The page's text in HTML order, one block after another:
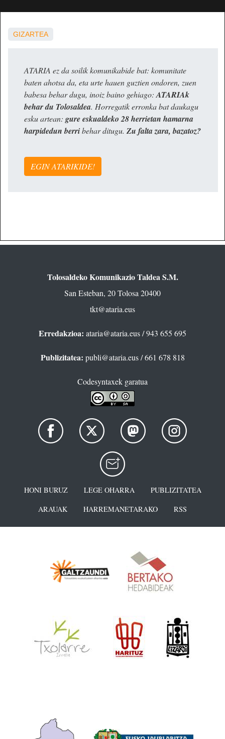
GIZARTEA
ATARIA ez da soilik komunikabide bat: komunitate
baten ahotsa da, eta urte hauen guztien ondoren, zuen
babesa behar dugu, inoiz baino gehiago: ATARIAk
behar du Tolosaldea. Horregatik erronka bat daukagu
esku artean: gure eskualdeko 28 herrietan hamarna
harpidedun berribehar ditugu. Zu falta zara, bazatoz?
EGIN ATARIKIDE!
Tolosaldeko Komunikazio Taldea S.M.
San Esteban, 20 Tolosa 20400
tkt@ataria.eus
Erredakzioa: ataria@ataria.eus/ 943 655 695
Publizitatea: publi@ataria.eus/ 661 678 818
Codesyntaxek garatua
HONI BURUZ LEGE OHARRA
PUBLIZITATEA
ARAUAK
HARREMANETARAKO RSS